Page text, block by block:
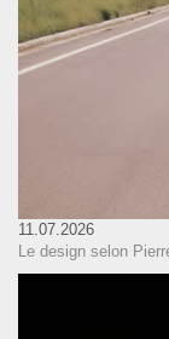
11.07.2026
Le design selon